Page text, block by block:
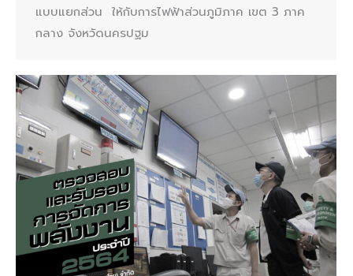
แบบแยกส่วน ให้กับการไฟฟ้าส่วนภูมิภาค เขต 3 ภาค
กลาง จังหวัดนครปฐม